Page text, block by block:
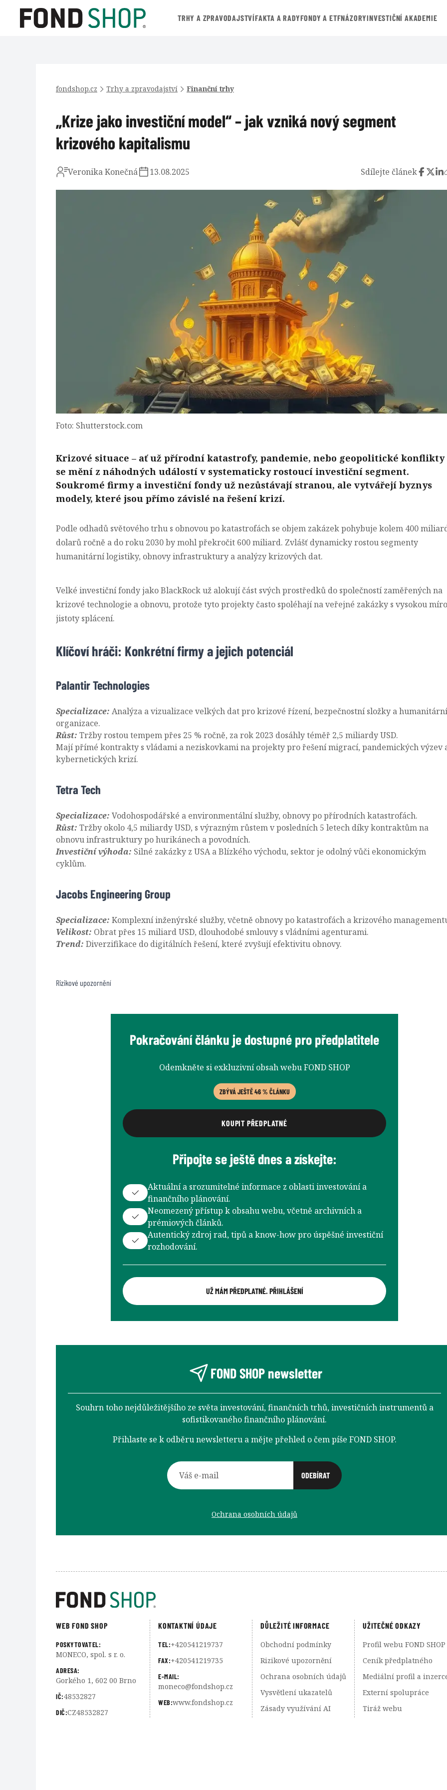
TRHY A ZPRAVODAJSTVÍFAKTA A RADYFONDY A ETFNÁZORYINVESTIČNÍ AKADEMIE
fondshop.cz Trhy a zpravodajství Finanční trhy
„Krize jako investiční model“ – jak vzniká nový segment
krizového kapitalismu
Veronika Konečná 13.08.2025 Sdílejte článek
Foto: Shutterstock.com
Krizové situace – ať už přírodní katastrofy, pandemie, nebo geopolitické konflikty
se mění z náhodných událostí v systematicky rostoucí investiční segment.
Soukromé firmy a investiční fondy už nezůstávají stranou, ale vytvářejí byznys
modely, které jsou přímo závislé na řešení krizí.
Podle odhadů světového trhu s obnovou po katastrofách se objem zakázek pohybuje kolem 400
dolarů ročně a do roku 2030 by mohl překročit 600 miliard. Zvlášť dynamicky rostou segmenty
humanitární logistiky, obnovy infrastruktury a analýzy krizových dat.
Velké investiční fondy jako BlackRock už alokují část svých prostředků do společností zaměřených na
krizové technologie a obnovu, protože tyto projekty často spoléhají na veřejné zakázky s vysokou
jistoty splácení.
Klíčoví hráči: Konkrétní firmy a jejich potenciál
Palantir Technologies
Specializace: Analýza a vizualizace velkých dat pro krizové řízení, bezpečnostní složky a humanitární
organizace.
Růst: Tržby rostou tempem přes 25 % ročně, za rok 2023 dosáhly téměř 2,5 miliardy USD.
Mají přímé kontrakty s vládami a neziskovkami na projekty pro řešení migrací, pandemických výzev
kybernetických krizí.
Tetra Tech
Specializace: Vodohospodářské a environmentální služby, obnovy po přírodních katastrofách.
Růst: Tržby okolo 4,5 miliardy USD, s výrazným růstem v posledních 5 letech díky kontraktům na
obnovu infrastruktury po hurikánech a povodních.
Investiční výhoda: Silné zakázky z USA a Blízkého východu, sektor je odolný vůči ekonomickým
cyklům.
Jacobs Engineering Group
Specializace: Komplexní inženýrské služby, včetně obnovy po katastrofách a krizového
Velikost: Obrat přes 15 miliard USD, dlouhodobé smlouvy s vládními agenturami.
Trend: Diverzifikace do digitálních řešení, které zvyšují efektivitu obnovy.
Rizikové upozornění
Pokračování článku je dostupné pro předplatitele
Odemkněte si exkluzivní obsah webu FOND SHOP
ZBÝVÁ JEŠTĚ 46 % ČLÁNKU
KOUPIT PŘEDPLATNÉ
Připojte se ještě dnes a získejte:
Aktuální a srozumitelné informace z oblasti investování a
finančního plánování.
Neomezený přístup k obsahu webu, včetně archivních a
prémiových článků.
Autentický zdroj rad, tipů a know-how pro úspěšné investiční
rozhodování.
UŽ MÁM PŘEDPLATNÉ. PŘIHLÁŠENÍ
FOND SHOP newsletter
Souhrn toho nejdůležitějšího ze světa investování, finančních trhů, investičních instrumentů a
sofistikovaného finančního plánování.
Přihlaste se k odběru newsletteru a mějte přehled o čem píše FOND SHOP.
Ochrana osobních údajů
WEB FOND SHOP
POSKYTOVATEL:
MONECO, spol. s r. o.
ADRESA:
Gorkého 1, 602 00 Brno
IČ:48532827
DIČ:CZ48532827
KONTAKTNÍ ÚDAJE
TEL:+420541219737
FAX:+420541219735
E-MAIL:
moneco@fondshop.cz
WEB:www.fondshop.cz
DŮLEŽITÉ INFORMACE
Obchodní podmínky
Rizikové upozornění
Ochrana osobních údajů
Vysvětlení ukazatelů
Zásady využívání AI
UŽITEČNÉ ODKAZY
Profil webu FOND SHOP
Ceník předplatného
Mediální profil a
Externí spolupráce
Tiráž webu